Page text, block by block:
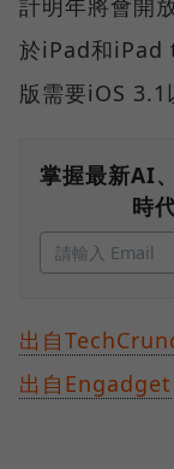
計明年將會開
於iPad和iPad
版需要iOS 3.1
掌握最新AI
時
出自
出自Engadget